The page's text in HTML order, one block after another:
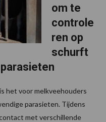
om te
controle
ren op
schurft
het voor melkveehouders
parasieten. Tijdens
met verschillende